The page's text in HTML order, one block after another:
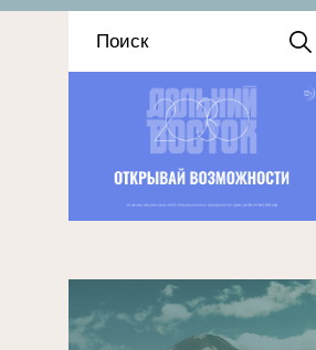
Положение о выдаче
разрешений 2025